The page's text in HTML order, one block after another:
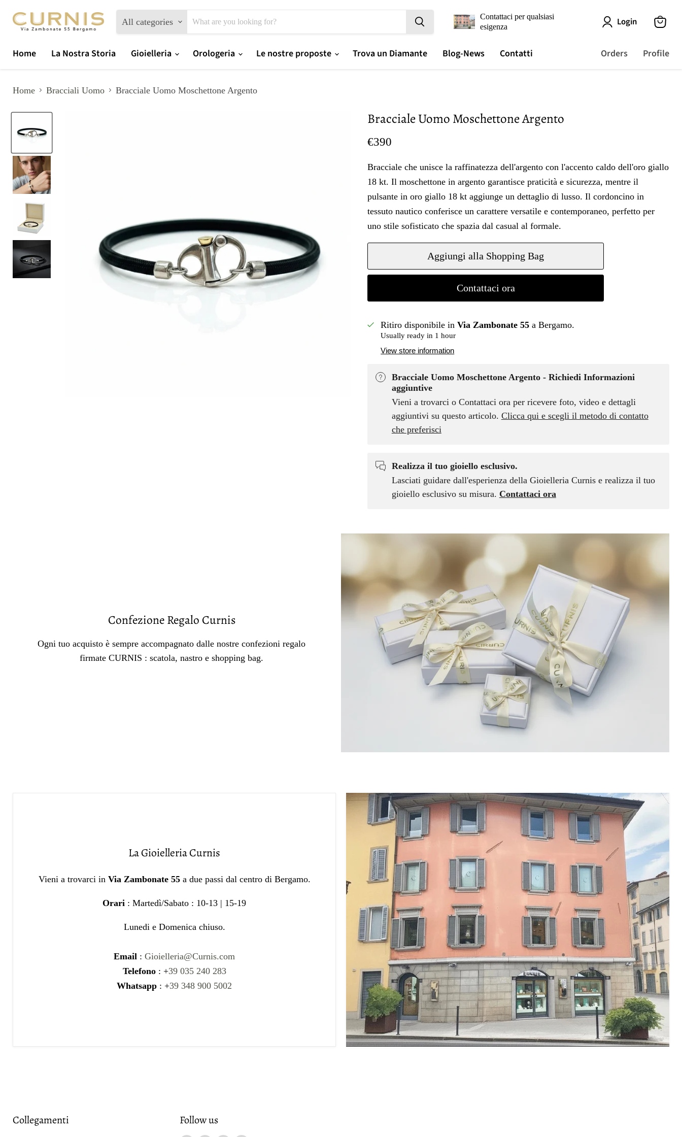
All categories
Contattaci per qualsiasi
esigenza
Login
Home La Nostra Storia Gioielleria Orologeria Le nostre proposte Trova un Diamante Blog-News Contatti Orders Profile
Home Bracciali Uomo Bracciale Uomo Moschettone Argento
Bracciale Uomo Moschettone Argento
Prezzo oggi
€390
Bracciale che unisce la raffinatezza dell'argento con l'accento caldo dell'oro giallo
18 kt. Il moschettone in argento garantisce praticità e sicurezza, mentre il
pulsante in oro giallo 18 kt aggiunge un dettaglio di lusso. Il cordoncino in
tessuto nautico conferisce un carattere versatile e contemporaneo, perfetto per
uno stile sofisticato che spazia dal casual al formale.
Aggiungi alla Shopping Bag
Contattaci ora
Ritiro disponibile inVia Zambonate 55 a Bergamo.
Usually ready in 1 hour
View store information
Bracciale Uomo Moschettone Argento - Richiedi Informazioni
aggiuntive
Vieni a trovarci o Contattaci ora per ricevere foto, video e dettagli
aggiuntivi su questo articolo. Clicca qui e scegli il metodo di contatto
che preferisci
Realizza il tuo gioiello esclusivo.
Lasciati guidare dall'esperienza della Gioielleria Curnis e realizza il tuo
gioiello esclusivo su misura. Contattaci ora
Confezione Regalo Curnis
Ogni tuo acquisto è sempre accompagnato dalle nostre confezioni regalo
firmate CURNIS : scatola, nastro e shopping bag.
La Gioielleria Curnis
Vieni a trovarci in Via Zambonate 55 a due passi dal centro di Bergamo.
Orari : Martedì/Sabato : 10-13 | 15-19
Lunedi e Domenica chiuso.
Email : Gioielleria@Curnis.com
Telefono: +39 035 240 283
Whatsapp : +39 348 900 5002
Collegamenti Follow us